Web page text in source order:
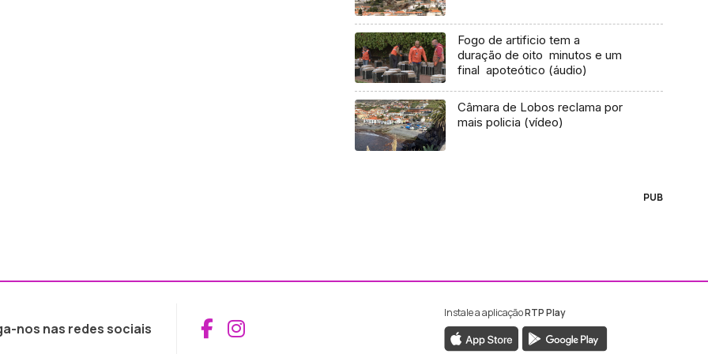
Fogo de artificio tem a
duração de oito minutos e um
final apoteótico (áudio)
Câmara de Lobos reclama por
mais policia (vídeo)
PUB
nos nas redes sociais Aceder ao Facebook da RTP Madeira
Aceder ao Instagram da RTP Madeira
Instale a aplicaçãoRTP Play